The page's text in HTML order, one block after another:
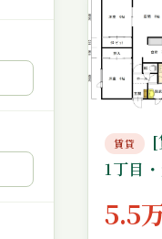
賃貸
1丁目
5.5